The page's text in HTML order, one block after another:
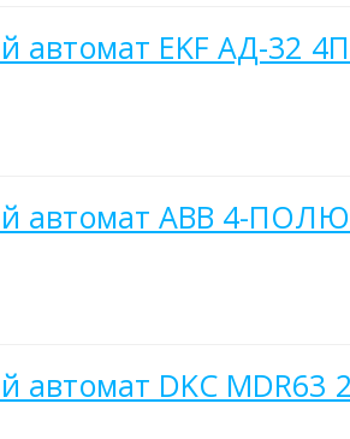
EKF АД-32
ABB 4-
DKC MDR63